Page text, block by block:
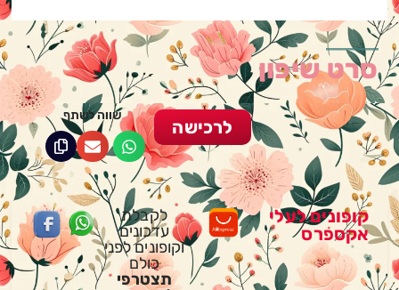
סרט שיפון
שווה לשתף
לרכישה
לקבלת
עדכונים
וקופונים לפני
כולם
תצטרפי
קופונים לעלי
אקספרס